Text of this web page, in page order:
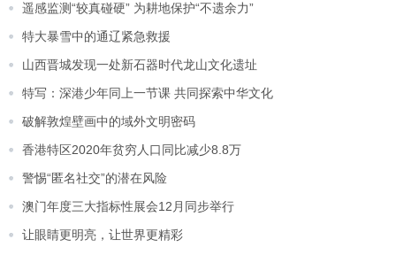
遥感监测“较真碰硬” 为耕地保护“不遗余力”
特大暴雪中的通辽紧急救援
山西晋城发现一处新石器时代龙山文化遗址
特写：深港少年同上一节课 共同探索中华文化
破解敦煌壁画中的域外文明密码
香港特区2020年贫穷人口同比减少8.8万
警惕“匿名社交”的潜在风险
澳门年度三大指标性展会12月同步举行
让眼睛更明亮，让世界更精彩